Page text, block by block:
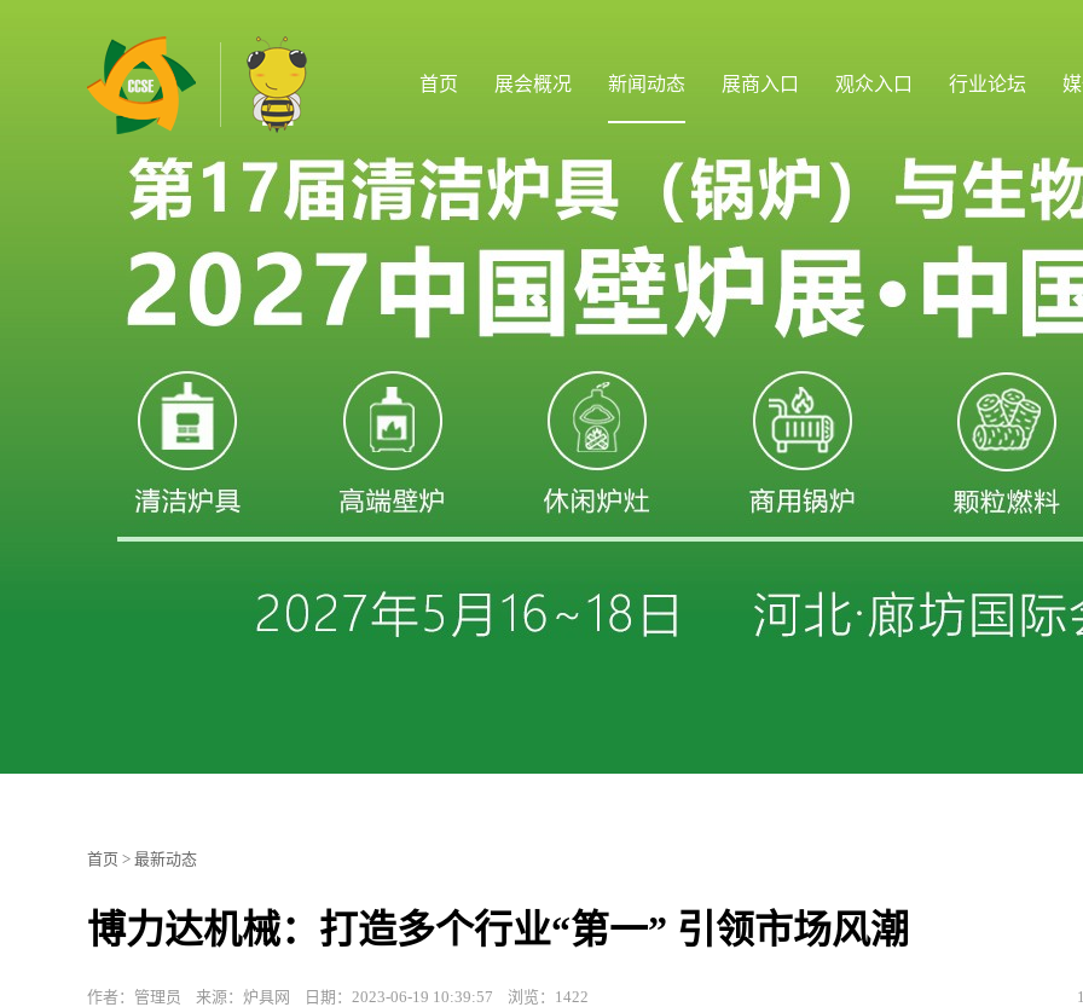
首页 展会概况 新闻动态 展商入口 观众入口 行业论坛
首页 > 最新动态
博力达机械：打造多个行业“第一” 引领市场风潮
作者：管理员 来源：炉具网 日期：2023-06-19 10:39:57 浏览：1422